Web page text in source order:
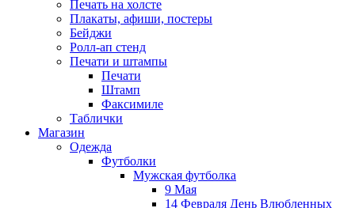
Печать на холсте
Плакаты, афиши, постеры
Бейджи
Ролл-ап стенд
Печати и штампы
Печати
Штамп
Факсимиле
Таблички
Магазин
Одежда
Футболки
Мужская футболка
9 Мая
14 Февраля День Влюбленных